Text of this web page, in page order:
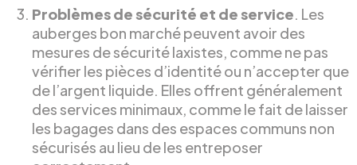
Problèmes de sécurité et de service. Les
auberges bon marché peuvent avoir des
mesures de sécurité laxistes, comme ne pas
vérifier les pièces d’identité ou n’accepter que
de l’argent liquide. Elles offrent généralement
des services minimaux, comme le fait de laisser
les bagages dans des espaces communs non
sécurisés au lieu de les entreposer